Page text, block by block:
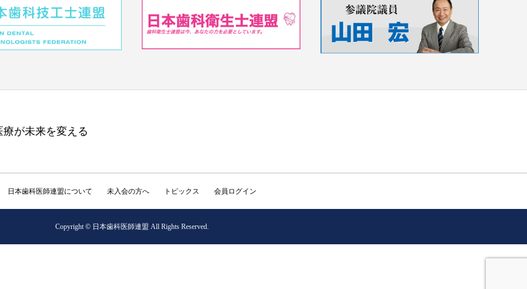
療が未来を変える
日本歯科医師連盟について 未入会の方へ トピックス 会員ログイン
Copyright © 日本歯科医師連盟 All Rights Reserved.